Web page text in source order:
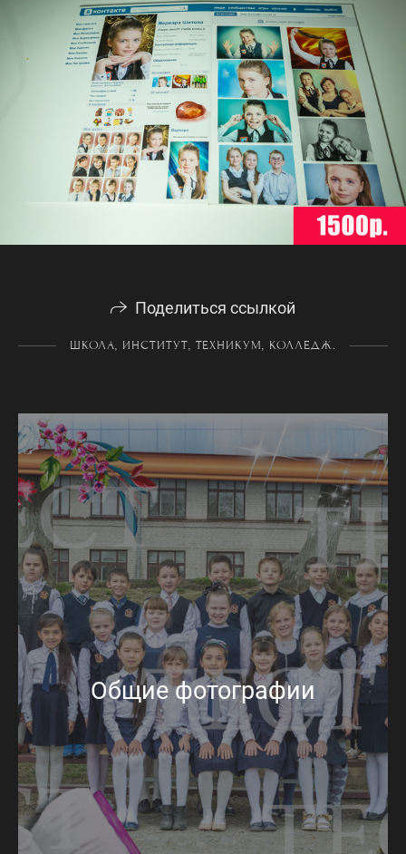
Поделиться ссылкой
ШКОЛА, ИНСТИТУТ, ТЕХНИКУМ, КОЛЛЕДЖ.
Общие фотографии